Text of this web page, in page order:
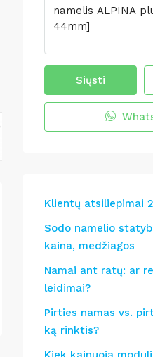
Siųsti
Klientų atsiliepimai
Sodo namelio
kaina, medžiagos
Namai ant ratų: ar
leidimai?
Pirties namas vs.
ką rinktis?